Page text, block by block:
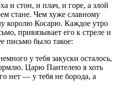
и стон, и плач, и горе, а злой
стане. Чем хуже славному
королю Косарю. Каждое утро
привязывает его к стреле и
письмо было такое:
у тебя закуски осталось,
Царю Пантелею я хоть
нет — у тебя не борода, а